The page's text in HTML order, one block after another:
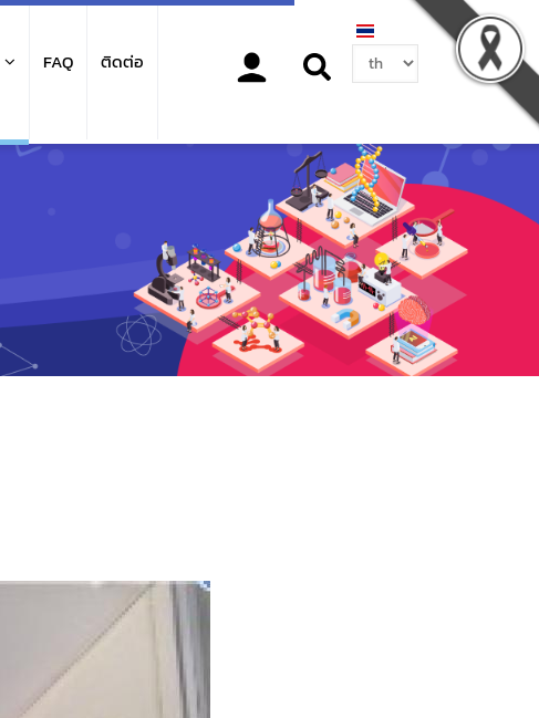
FAQ ติดต่อ
Select
your